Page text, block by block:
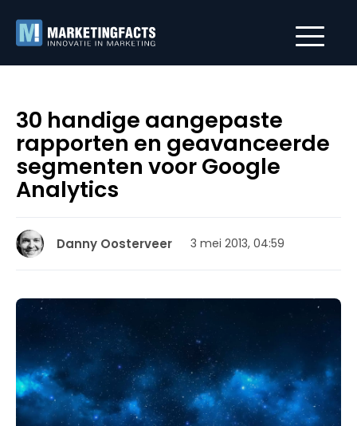
30 handige aangepaste
rapporten en geavanceerde
segmenten voor Google
Analytics
Danny Oosterveer 3 mei 2013, 04:59